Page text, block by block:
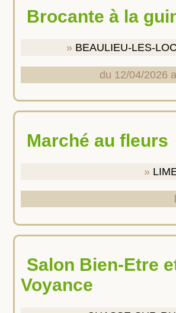
Brocante à la
BEAULIEU-LES-
du 12/04/2026
Marché au fleurs
Salon Bien-Etre et de la
Voyance